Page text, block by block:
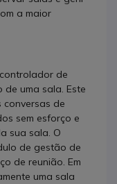
a maior
de
uma sala. Este
conversas de
sem esforço e
sua sala. O
de gestão de
de reunião. Em
uma sala